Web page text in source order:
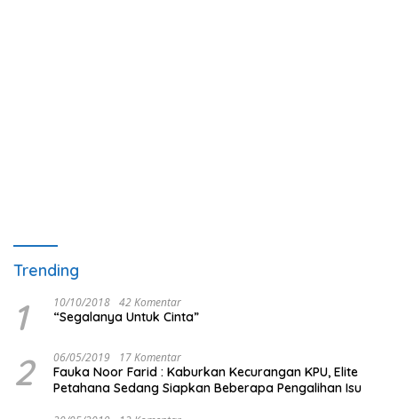
Trending
1 10/10/2018 42 Komentar
“Segalanya Untuk Cinta”
2 06/05/2019 17 Komentar
Fauka Noor Farid : Kaburkan Kecurangan KPU, Elite
Petahana Sedang Siapkan Beberapa Pengalihan Isu